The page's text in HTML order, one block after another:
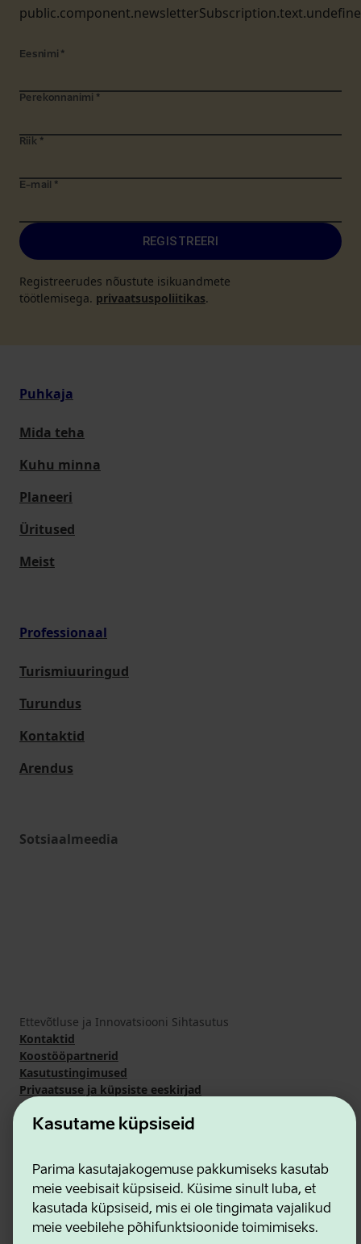
Kasutame küpsiseid
Parima kasutajakogemuse pakkumiseks kasutab
meie veebisait küpsiseid. Küsime sinult luba, et
kasutada küpsiseid, mis ei ole tingimata vajalikud
meie veebilehe põhifunktsioonide toimimiseks.
Eesnimi *
Perekonnanimi *
Riik *
E-mail *
REGISTREERI
Registreerudes nõustute isikuandmete
töötlemisega. privaatsuspoliitikas.
Puhkaja
Mida teha
Kuhu minna
Planeeri
Üritused
Meist
Professionaal
Turismiuuringud
Turundus
Kontaktid
Arendus
Sotsiaalmeedia
Ettevõtluse ja Innovatsiooni Sihtasutus
Kontaktid
Koostööpartnerid
Kasutustingimused
Privaatsuse ja küpsiste eeskirjad